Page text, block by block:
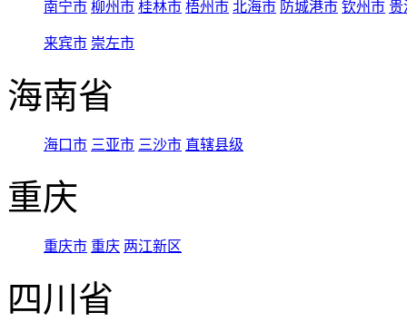
南宁市 柳州市 桂林市 梧州市 北海市 防城港市 钦州市 贵
来宾市 崇左市
海南省
海口市 三亚市 三沙市 直辖县级
重庆
重庆市 重庆 两江新区
四川省